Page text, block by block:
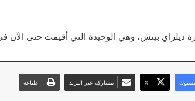
بيتش، وهي الوحيدة التي أقيمت حتى الآن
‫X مشاركة عبر البريد طباعة